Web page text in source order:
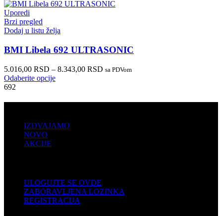
Uporedi
Brzi pregled
Dodaj u listu želja
BMI Libela 692 ULTRASONIC
5.016,00 RSD – 8.343,00 RSD sa PDVom
Odaberite opcije
692
IZDVAJAMO
NOVO
AKCIJE
ULOGUJTE SE OVDE
ZABORAVLJENA LOZINKA
REGISTRACIJA